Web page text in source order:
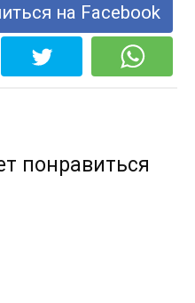
на Facebook
понравиться